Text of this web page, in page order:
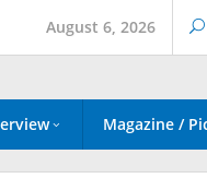
August 6, 2026
Magazine /